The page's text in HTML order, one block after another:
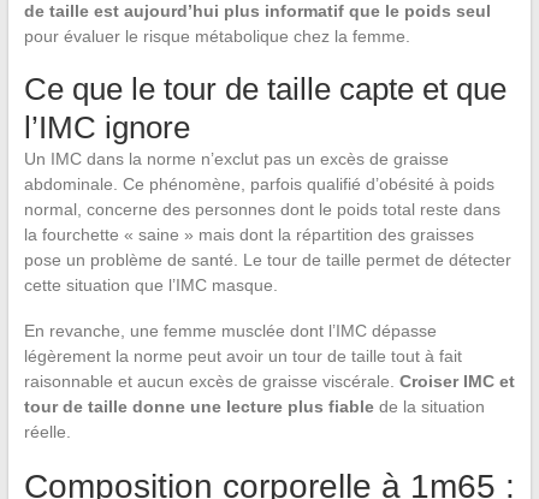
de taille est aujourd’hui plus informatif que le poids seul
pour évaluer le risque métabolique chez la femme.
Ce que le tour de taille capte et que
l’IMC ignore
Un IMC dans la norme n’exclut pas un excès de graisse
abdominale. Ce phénomène, parfois qualifié d’obésité à poids
normal, concerne des personnes dont le poids total reste dans
la fourchette « saine » mais dont la répartition des graisses
pose un problème de santé. Le tour de taille permet de détecter
cette situation que l’IMC masque.
En revanche, une femme musclée dont l’IMC dépasse
légèrement la norme peut avoir un tour de taille tout à fait
raisonnable et aucun excès de graisse viscérale. Croiser IMC et
tour de taille donne une lecture plus fiablede la situation
réelle.
Composition corporelle à 1m65 :